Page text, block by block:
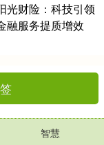
光财险：科技引领
融服务提质增效
智慧